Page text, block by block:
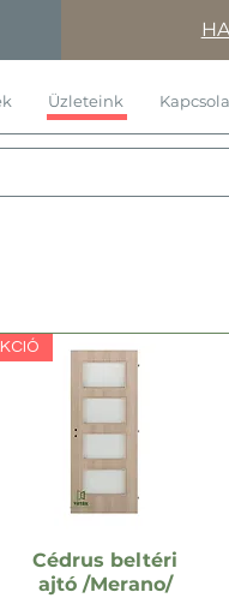
Üzleteink
Cédrus beltéri
ajtó /Merano/